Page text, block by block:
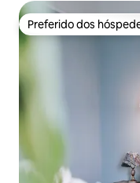
Preferido dos
Preferido dos